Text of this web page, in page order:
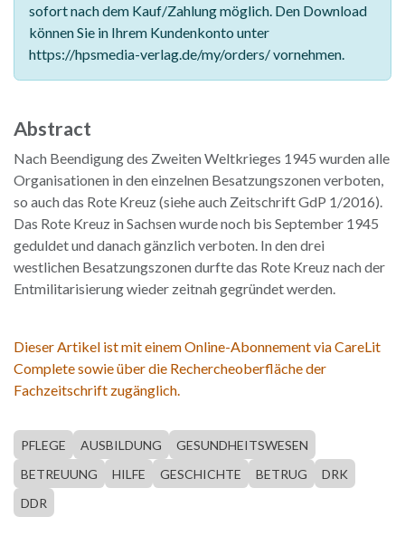
sofort nach dem Kauf/Zahlung möglich. Den Download
können Sie in Ihrem Kundenkonto unter
https://hpsmedia-verlag.de/my/orders/ vornehmen.
Abstract
Nach Beendigung des Zweiten Weltkrieges 1945 wurden alle
Organisationen in den einzelnen Besatzungszonen verboten,
so auch das Rote Kreuz (siehe auch Zeitschrift GdP 1/2016).
Das Rote Kreuz in Sachsen wurde noch bis September 1945
geduldet und danach gänzlich verboten. In den drei
westlichen Besatzungszonen durfte das Rote Kreuz nach der
Entmilitarisierung wieder zeitnah gegründet werden.
Dieser Artikel ist mit einem Online-Abonnement via CareLit
Complete sowie über die Rechercheoberfläche der
Fachzeitschrift zugänglich.
PFLEGE AUSBILDUNG
GESUNDHEITSWESEN
BETREUUNG
HILFE GESCHICHTE BETRUG
DRK
DDR